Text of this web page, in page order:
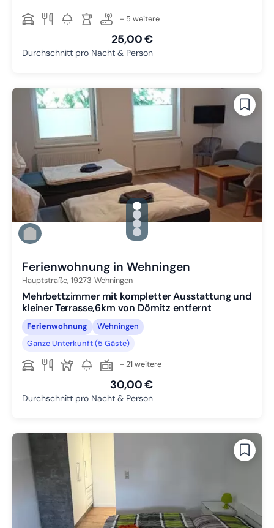
+ 5 weitere
25,00 €
Durchschnitt pro Nacht & Person
gallery.slide_selector
Zu Slide 1 wechseln
Zu Slide 2 wechseln
Zu Slide 3 wechseln
Zu Slide 4 wechseln
Ferienwohnung in Wehningen
Hauptstraße, 19273 Wehningen
Mehrbettzimmer mit kompletter Ausstattung und
kleiner Terrasse,6km von Dömitz entfernt
Ferienwohnung
Wehningen
Ganze Unterkunft (5 Gäste)
+ 21 weitere
30,00 €
Durchschnitt pro Nacht & Person